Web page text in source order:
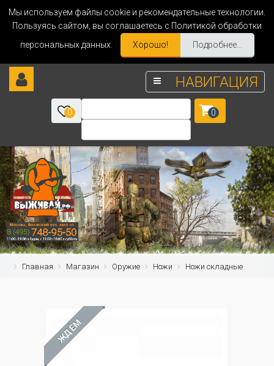
Мы используем файлы cookie и рекомендательные технологии.
Пользуясь сайтом, вы соглашаетесь с Политикой обработки
персональных данных.
Хорошо! Подробнее...
НАВИГАЦИЯ
0 0
Главная Магазин Оружие Ножи Ножи складные
ЖДЁМ